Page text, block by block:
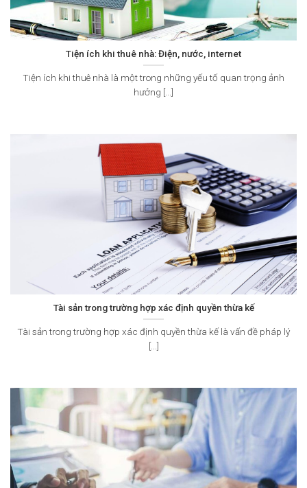
Tiện ích khi thuê nhà: Điện, nước, internet
Tiện ích khi thuê nhà là một trong những yếu tố quan trọng ảnh
hưởng [...]
Tài sản trong trường hợp xác định quyền thừa kế
Tài sản trong trường hợp xác định quyền thừa kế là vấn đề pháp lý
[...]